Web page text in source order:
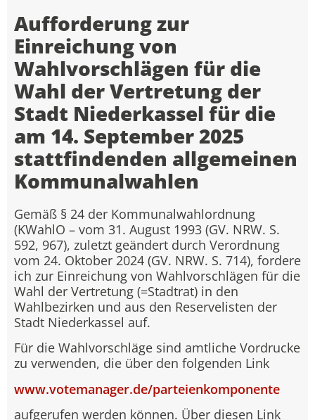
Aufforderung zur
Einreichung von
Wahlvorschlägen für die
Wahl der Vertretung der
Stadt Niederkassel für die
am 14. September 2025
stattfindenden allgemeinen
Kommunalwahlen
Gemäß § 24 der Kommunalwahlordnung
(KWahlO – vom 31. August 1993 (GV. NRW. S.
592, 967), zuletzt geändert durch Verordnung
vom 24. Oktober 2024 (GV. NRW. S. 714), fordere
ich zur Einreichung von Wahlvorschlägen für die
Wahl der Vertretung (=Stadtrat) in den
Wahlbezirken und aus den Reservelisten der
Stadt Niederkassel auf.
Für die Wahlvorschläge sind amtliche Vordrucke
zu verwenden, die über den folgenden Link
www.votemanager.de/parteienkomponente
aufgerufen werden können. Über diesen Link